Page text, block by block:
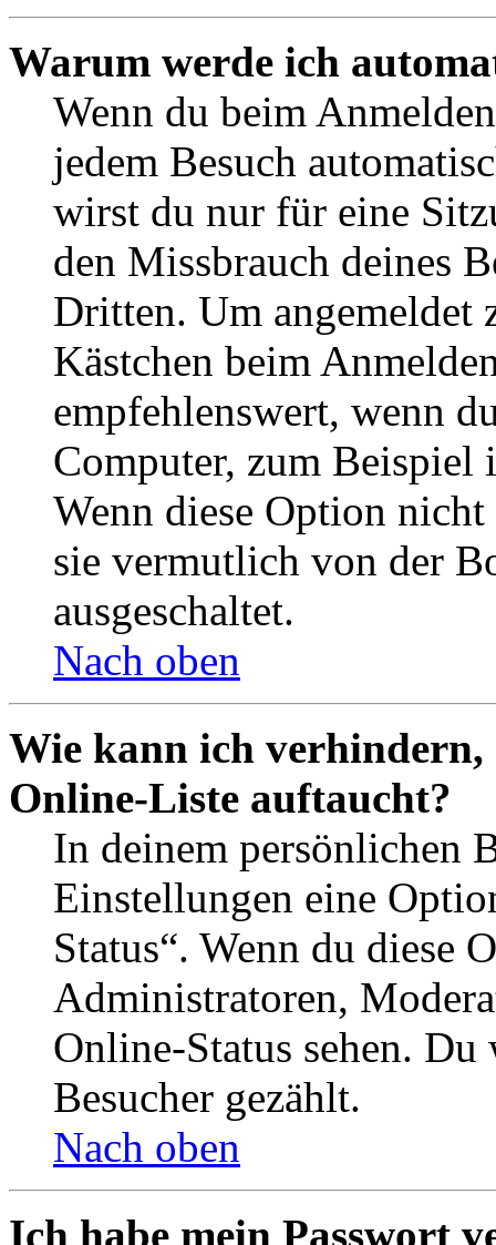
Warum werde ich
Wenn du beim
jedem Besuch
wirst du nur für eine
den Missbrauch deines
Dritten. Um angemeldet
Kästchen beim
empfehlenswert, wenn
Computer, zum Beispiel
Wenn diese Option
sie vermutlich von der
ausgeschaltet.
Nach oben
Wie kann ich verhindern,
Online-Liste auftaucht?
In deinem persönlichen
Einstellungen eine
Status“. Wenn du diese
Administratoren,
Online-Status sehen.
Besucher gezählt.
Nach oben
Ich habe mein Passwort